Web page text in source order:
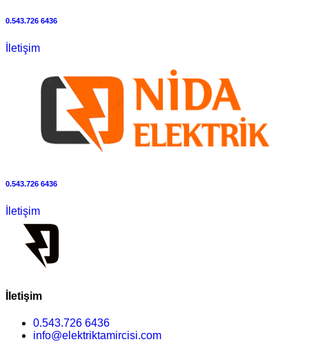
0.543.726 6436
İletişim
0.543.726 6436
İletişim
İletişim
0.543.726 6436
info@elektriktamircisi.com